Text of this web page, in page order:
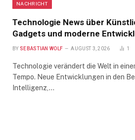
NACHRICHT
Technologie News über
Gadgets und moderne
BY SEBASTIAN WOLF AUGUST 3, 2026 1
Technologie verändert die Welt in
Tempo. Neue Entwicklungen in den
Intelligenz,…